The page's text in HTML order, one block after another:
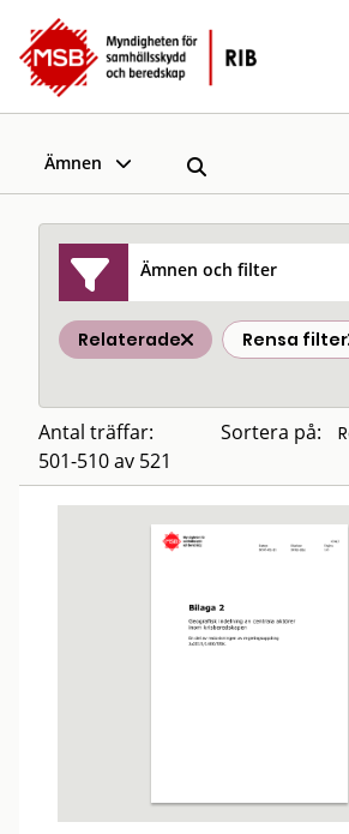
Ämnen
Ämnen och filter
Relaterade Rensa filter
Antal träffar:
501-510 av 521
Sortera på: